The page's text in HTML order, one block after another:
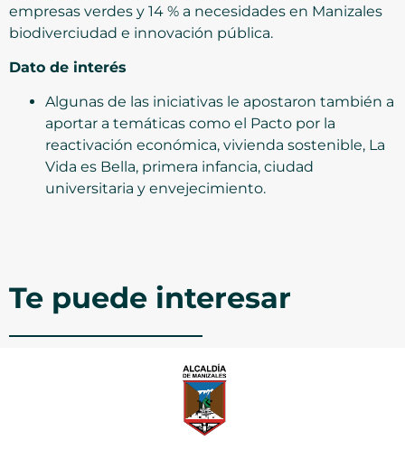
empresas verdes y 14 % a necesidades en Manizales
biodiverciudad e innovación pública.
Dato de interés
Algunas de las iniciativas le apostaron también a
aportar a temáticas como el Pacto por la
reactivación económica, vivienda sostenible, La
Vida es Bella, primera infancia, ciudad
universitaria y envejecimiento.
Te puede interesar